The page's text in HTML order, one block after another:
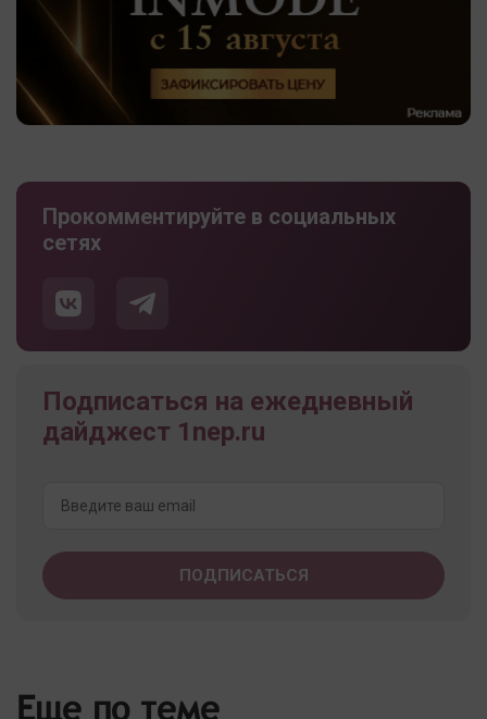
Прокомментируйте в социальных
сетях
Подписаться на ежедневный
дайджест 1nep.ru
Еще по теме